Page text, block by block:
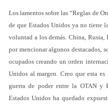
Los lamentos sobre las “Reglas de
de que Estados Unidos ya no tiene
voluntad a los demás. China,
por mencionar algunos destacados,
ocupados creando un orden
Unidos al margen. Creo que esta
guerra de poder entre la OTAN y
Estados Unidos ha quedado